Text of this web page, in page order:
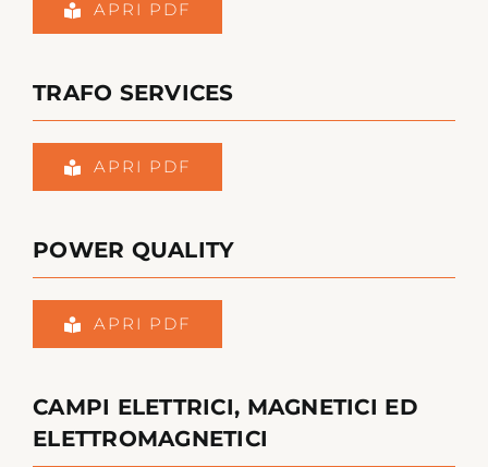
APRI PDF
TRAFO SERVICES
APRI PDF
POWER QUALITY
APRI PDF
CAMPI ELETTRICI, MAGNETICI ED
ELETTROMAGNETICI